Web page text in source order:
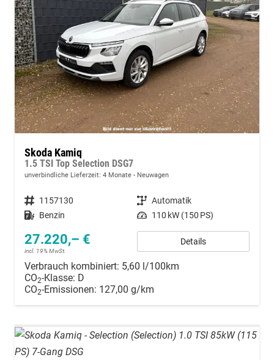
Skoda Kamiq
1.5 TSI Top Selection DSG7
unverbindliche Lieferzeit: 4 Monate Neuwagen
Fahrzeugnummer 1157130 Getriebe Automatik
Kraftstoff Benzin Leistung 110 kW (150 PS)
27.220,– €
incl. 19% MwSt.
Details
Verbrauch kombiniert: 5,60 l/100km
CO2-Klasse: D
CO2-Emissionen: 127,00 g/km